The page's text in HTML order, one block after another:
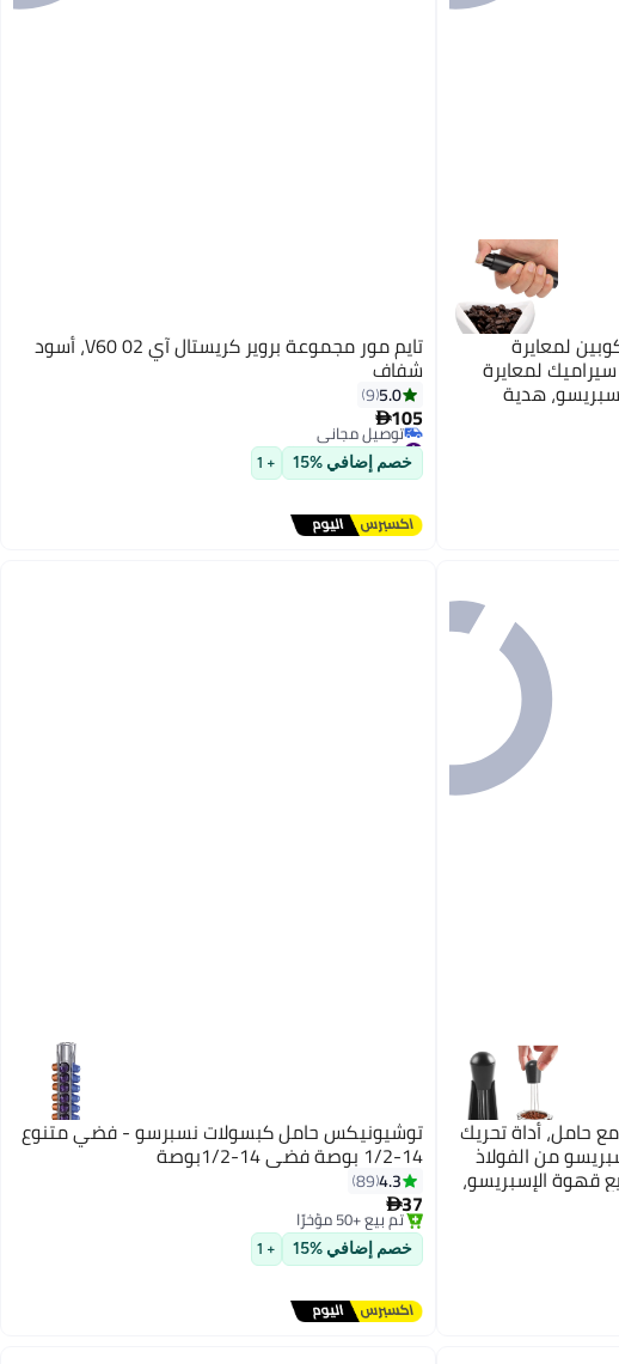
لمعايرة
لمعايرة
هدية
تايم مور مجموعة بروير كريستال آي V60 02، أسود
شفاف
5.0
9
105
#21 في ملحقات الإسبريسو
توصيل مجاني
#21 في ملحقات الإسبريسو
خصم إضافي %15 + 1
حامل، أداة تحريك
مع 12 إبرة إسبريسو من الفولاذ
أداة توزيع قهوة الإسبريسو،
توشيونيكس حامل كبسولات نسبرسو - فضي متنوع
14-1/2 بوصة فضي 14-1/2بوصة
4.3
89
37
توصيل مجاني
باقي 1 وحدات في المخزون
تم بيع +50 مؤخرًا
خصم إضافي %15 + 1